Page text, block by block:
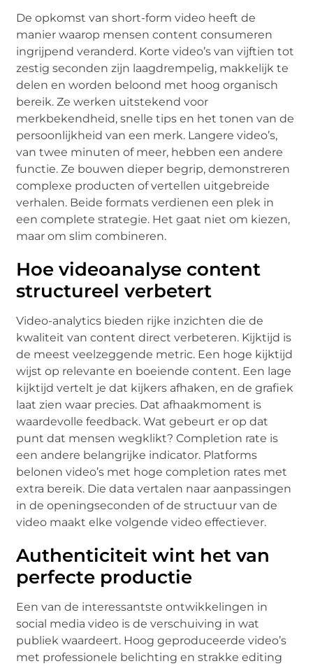
De opkomst van short-form video heeft de
manier waarop mensen content consumeren
ingrijpend veranderd. Korte video’s van vijftien tot
zestig seconden zijn laagdrempelig, makkelijk te
delen en worden beloond met hoog organisch
bereik. Ze werken uitstekend voor
merkbekendheid, snelle tips en het tonen van de
persoonlijkheid van een merk. Langere video’s,
van twee minuten of meer, hebben een andere
functie. Ze bouwen dieper begrip, demonstreren
complexe producten of vertellen uitgebreide
verhalen. Beide formats verdienen een plek in
een complete strategie. Het gaat niet om kiezen,
maar om slim combineren.
Hoe videoanalyse content
structureel verbetert
Video-analytics bieden rijke inzichten die de
kwaliteit van content direct verbeteren. Kijktijd is
de meest veelzeggende metric. Een hoge kijktijd
wijst op relevante en boeiende content. Een lage
kijktijd vertelt je dat kijkers afhaken, en de grafiek
laat zien waar precies. Dat afhaakmoment is
waardevolle feedback. Wat gebeurt er op dat
punt dat mensen wegklikt? Completion rate is
een andere belangrijke indicator. Platforms
belonen video’s met hoge completion rates met
extra bereik. Die data vertalen naar aanpassingen
in de openingseconden of de structuur van de
video maakt elke volgende video effectiever.
Authenticiteit wint het van
perfecte productie
Een van de interessantste ontwikkelingen in
social media video is de verschuiving in wat
publiek waardeert. Hoog geproduceerde video’s
met professionele belichting en strakke editing